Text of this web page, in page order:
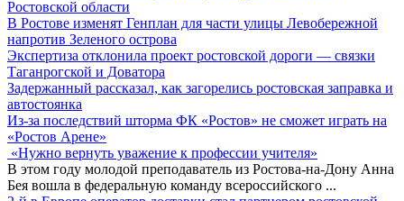
Ростовской области
В Ростове изменят Генплан для части улицы Левобережной
напротив Зеленого острова
Экспертиза отклонила проект ростовской дороги — связки
Таганрогской и Доватора
Задержанный рассказал, как загорелись ростовская заправка и
автостоянка
Из-за последствий шторма ФК «Ростов» не сможет играть на
«Ростов Арене»
«Нужно вернуть уважение к профессии учителя»
В этом году молодой преподаватель из Ростова-на-Дону Анна
Бея вошла в федеральную команду всероссийского ...